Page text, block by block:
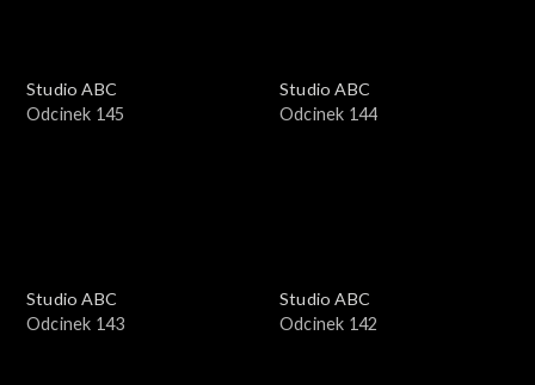
Studio ABC
Odcinek 145
Studio ABC
Odcinek 144
Studio ABC
Odcinek 143
Studio ABC
Odcinek 142